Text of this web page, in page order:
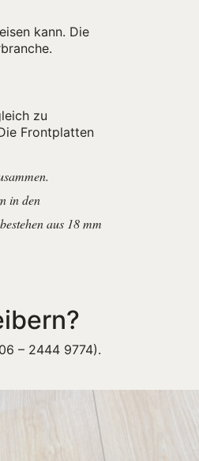
kann. Die
zu
Frontplatten
in den
aus 18 mm
– 2444 9774).